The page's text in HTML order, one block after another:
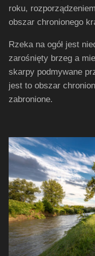
roku,
obszar chronionego
Rzeka na ogół jest
zarośnięty brzeg a
skarpy podmywane
jest to obszar
zabronione.